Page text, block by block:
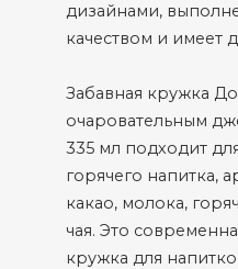
дизайнами,
качеством и имеет
Забавная кружка
очаровательным
335 мл подходит
горячего напитка,
какао, молока,
чая. Это
кружка для